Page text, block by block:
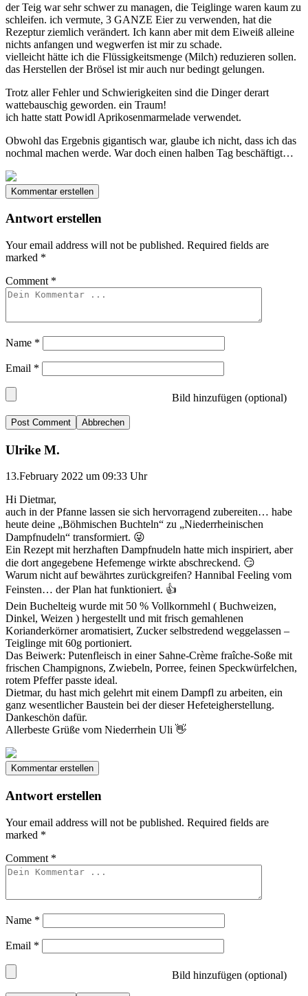
der Teig war sehr schwer zu managen, die Teiglinge waren kaum zu
schleifen. ich vermute, 3 GANZE Eier zu verwenden, hat die
Rezeptur ziemlich verändert. Ich kann aber mit dem Eiweiß alleine
nichts anfangen und wegwerfen ist mir zu schade.
vielleicht hätte ich die Flüssigkeitsmenge (Milch) reduzieren sollen.
das Herstellen der Brösel ist mir auch nur bedingt gelungen.
Trotz aller Fehler und Schwierigkeiten sind die Dinger derart
wattebauschig geworden. ein Traum!
ich hatte statt Powidl Aprikosenmarmelade verwendet.
Obwohl das Ergebnis gigantisch war, glaube ich nicht, dass ich das
nochmal machen werde. War doch einen halben Tag beschäftigt…
Kommentar erstellen
Antwort erstellen
Your email address will not be published. Required fields are
marked *
Comment *
Name *
Email *
Bild hinzufügen (optional)
Abbrechen
Ulrike M.
13.February 2022 um 09:33 Uhr
Hi Dietmar,
auch in der Pfanne lassen sie sich hervorragend zubereiten… habe
heute deine „Böhmischen Buchteln“ zu „Niederrheinischen
Dampfnudeln“ transformiert. 😜
Ein Rezept mit herzhaften Dampfnudeln hatte mich inspiriert, aber
die dort angegebene Hefemenge wirkte abschreckend. 😏
Warum nicht auf bewährtes zurückgreifen? Hannibal Feeling vom
Feinsten… der Plan hat funktioniert. 👍
Dein Buchelteig wurde mit 50 % Vollkornmehl ( Buchweizen,
Dinkel, Weizen ) hergestellt und mit frisch gemahlenen
Korianderkörner aromatisiert, Zucker selbstredend weggelassen –
Teiglinge mit 60g portioniert.
Das Beiwerk: Putenfleisch in einer Sahne-Crème fraîche-Soße mit
frischen Champignons, Zwiebeln, Porree, feinen Speckwürfelchen,
rotem Pfeffer passte ideal.
Dietmar, du hast mich gelehrt mit einem Dampfl zu arbeiten, ein
ganz wesentlicher Baustein bei der dieser Hefeteigherstellung.
Dankeschön dafür.
Allerbeste Grüße vom Niederrhein Uli 👋
Kommentar erstellen
Antwort erstellen
Your email address will not be published. Required fields are
marked *
Comment *
Name *
Email *
Bild hinzufügen (optional)